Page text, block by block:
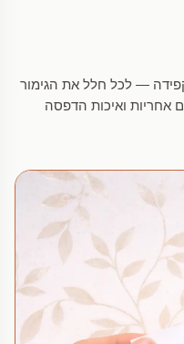
— לכל חלל את הגימור
אחריות ואיכות הדפסה